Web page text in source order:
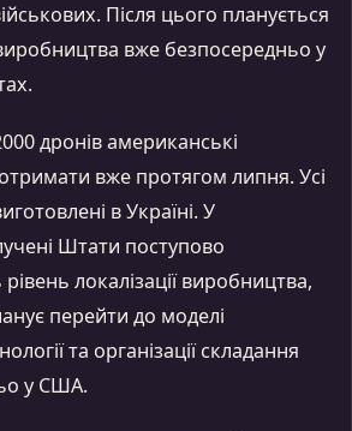
Після цього планується
вже безпосередньо у
дронів американські
вже протягом липня. Усі
в Україні. У
Штати поступово
локалізації виробництва,
перейти до моделі
та організації складання
у США.